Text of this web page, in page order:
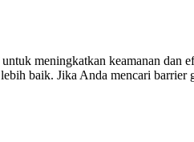
meningkatkan keamanan dan
baik. Jika Anda mencari barrier